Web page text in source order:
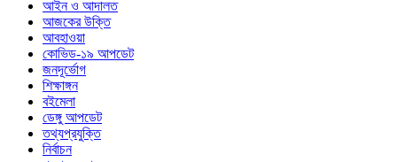
আইন ও আদালত
আজকের উক্তি
আবহাওয়া
কোভিড-১৯ আপডেট
জনদূর্ভোগ
শিক্ষাঙ্গন
বইমেলা
ডেঙ্গু আপডেট
তথ্যপ্রযুক্তি
নির্বাচন